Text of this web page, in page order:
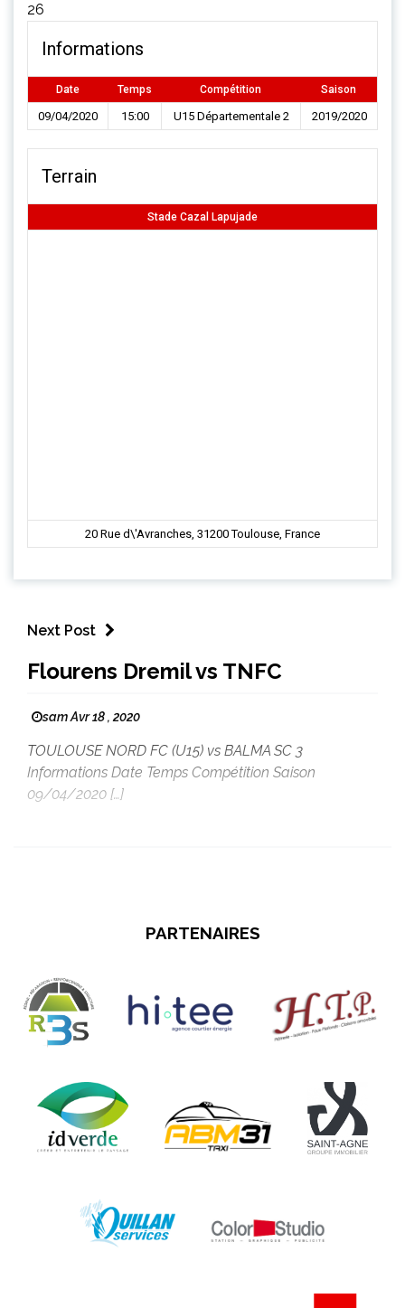
26
Informations
Date Temps Compétition Saison
09/04/2020 15:00 U15 Départementale 2 2019/2020
Terrain
Stade Cazal Lapujade
20 Rue d\'Avranches, 31200 Toulouse, France
Next Post
Flourens Dremil vs TNFC
sam Avr 18 , 2020
TOULOUSE NORD FC (U15) vs BALMA SC 3
Informations Date Temps Compétition Saison
09/04/2020 […]
PARTENAIRES